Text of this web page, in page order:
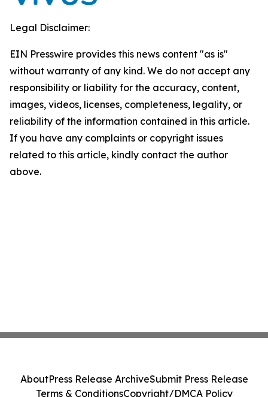
Legal Disclaimer:
EIN Presswire provides this news content "as is"
without warranty of any kind. We do not accept any
responsibility or liability for the accuracy, content,
images, videos, licenses, completeness, legality, or
reliability of the information contained in this article.
If you have any complaints or copyright issues
related to this article, kindly contact the author
above.
AboutPress Release ArchiveSubmit Press Release
Terms & ConditionsCopyright/DMCA Policy